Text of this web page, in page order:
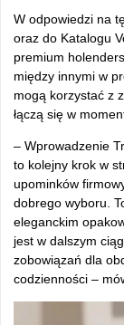
W odpowiedzi na
oraz do Katalogu
premium
między innymi w
mogą korzystać z
łączą się w
– Wprowadzenie
to kolejny krok w
upominków
dobrego wyboru.
eleganckim
jest w dalszym
zobowiązań dla
codzienności –